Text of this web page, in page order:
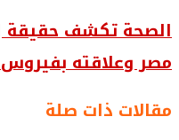
الصحة تكشف حقيقة
مصر وعلاقته بفيروس
مقالات ذات صلة